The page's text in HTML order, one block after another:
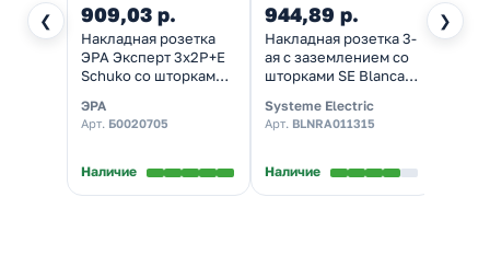
❮ ❯
909,03 р.
Накладная розетка
ЭРА Эксперт 3х2P+E
Schuko со шторками
11-2209-11
ЭРА
Арт. Б0020705
Наличие
944,89 р.
Накладная розетка 3-
ая с заземлением со
шторками SE Blanca
изол.пластина
Systeme Electric
Арт. BLNRA011315
Наличие
1